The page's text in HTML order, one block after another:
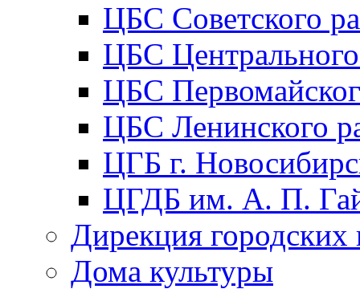
ЦБС Советского
ЦБС
ЦБС
ЦБС Ленинского
ЦГБ г.
ЦГДБ им. А. П.
Дирекция городских
Дома культуры